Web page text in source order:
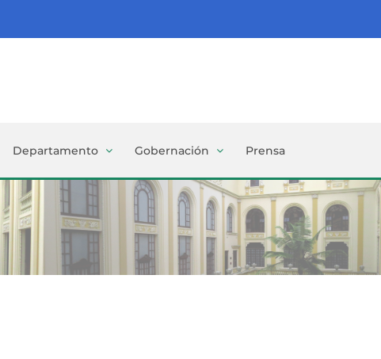
Departamento Gobernación Prensa